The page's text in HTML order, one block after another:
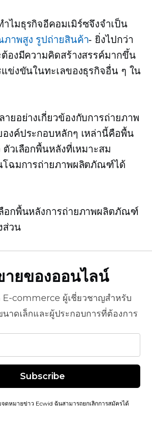
ำไมธุรกิจอีคอมเมิร์ซจึงจำเป็น
าพสูง รูปถ่ายสินค้า- ยิ่งไปกว่า
องมีความคิดสร้างสรรค์มากขึ้น
แข่งขันในทะเลของธุรกิจอื่น ๆ ใน
ายอย่างเกี่ยวข้องกับการถ่ายภาพ
งค์ประกอบหลักๆ เหล่านี้คือพื้น
ตัวเลือกพื้นหลังที่เหมาะสม
โฉมการถ่ายภาพผลิตภัณฑ์ได้
อกพื้นหลังการถ่ายภาพผลิตภัณฑ์
ส่วน
ายของออนไลน์
E-commerce ผู้เชี่ยวชาญสำหรับ
นาดเล็กและผู้ประกอบการที่ต้องการ
Subscribe
ดหมายข่าว Ecwid ฉันสามารถยกเลิกการสมัครได้